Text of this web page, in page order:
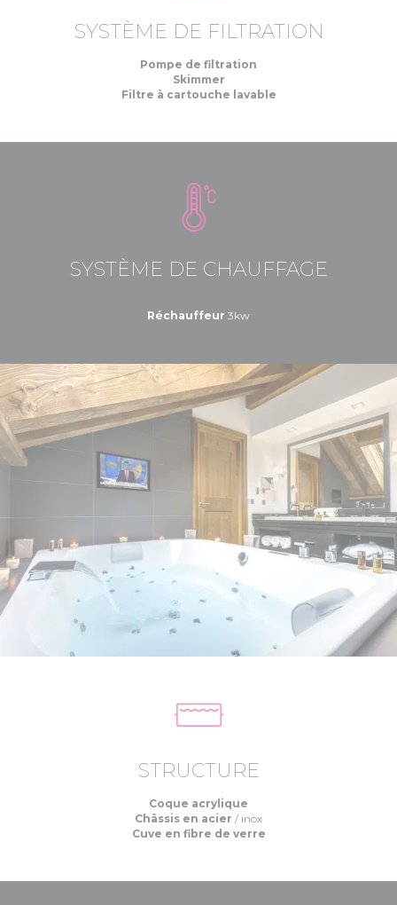
SYSTÈME DE FILTRATION
Pompe de filtration
Skimmer
Filtre à cartouche lavable
SYSTÈME DE CHAUFFAGE
Réchauffeur 3kw
STRUCTURE
Coque acrylique
Châssis en acier / inox
Cuve en fibre de verre